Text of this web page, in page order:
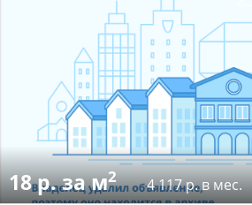
18 р. за м2 4 117 р. в мес.